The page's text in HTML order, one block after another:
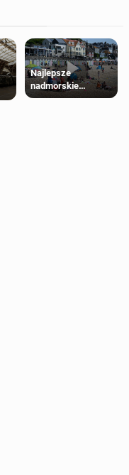
Najlepsze
nadmorskie
miasteczko blisko